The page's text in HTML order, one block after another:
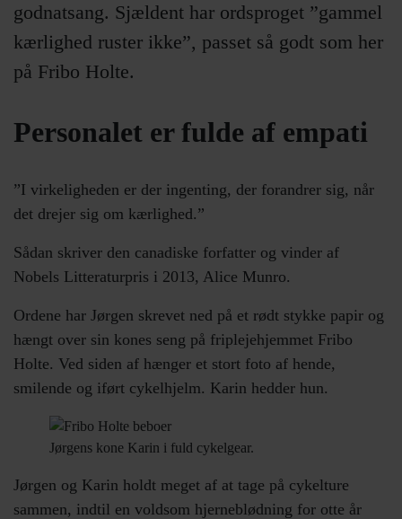
godnatsang. Sjældent har ordsproget ”gammel
kærlighed ruster ikke”, passet så godt som her
på Fribo Holte.
Personalet er fulde af empati
”I virkeligheden er der ingenting, der forandrer sig, når
det drejer sig om kærlighed.”
Sådan skriver den canadiske forfatter og vinder af
Nobels Litteraturpris i 2013, Alice Munro.
Ordene har Jørgen skrevet ned på et rødt stykke papir og
hængt over sin kones seng på friplejehjemmet Fribo
Holte. Ved siden af hænger et stort foto af hende,
smilende og iført cykelhjelm. Karin hedder hun.
Jørgens kone Karin i fuld cykelgear.
Jørgen og Karin holdt meget af at tage på cykelture
sammen, indtil en voldsom hjerneblødning for otte år